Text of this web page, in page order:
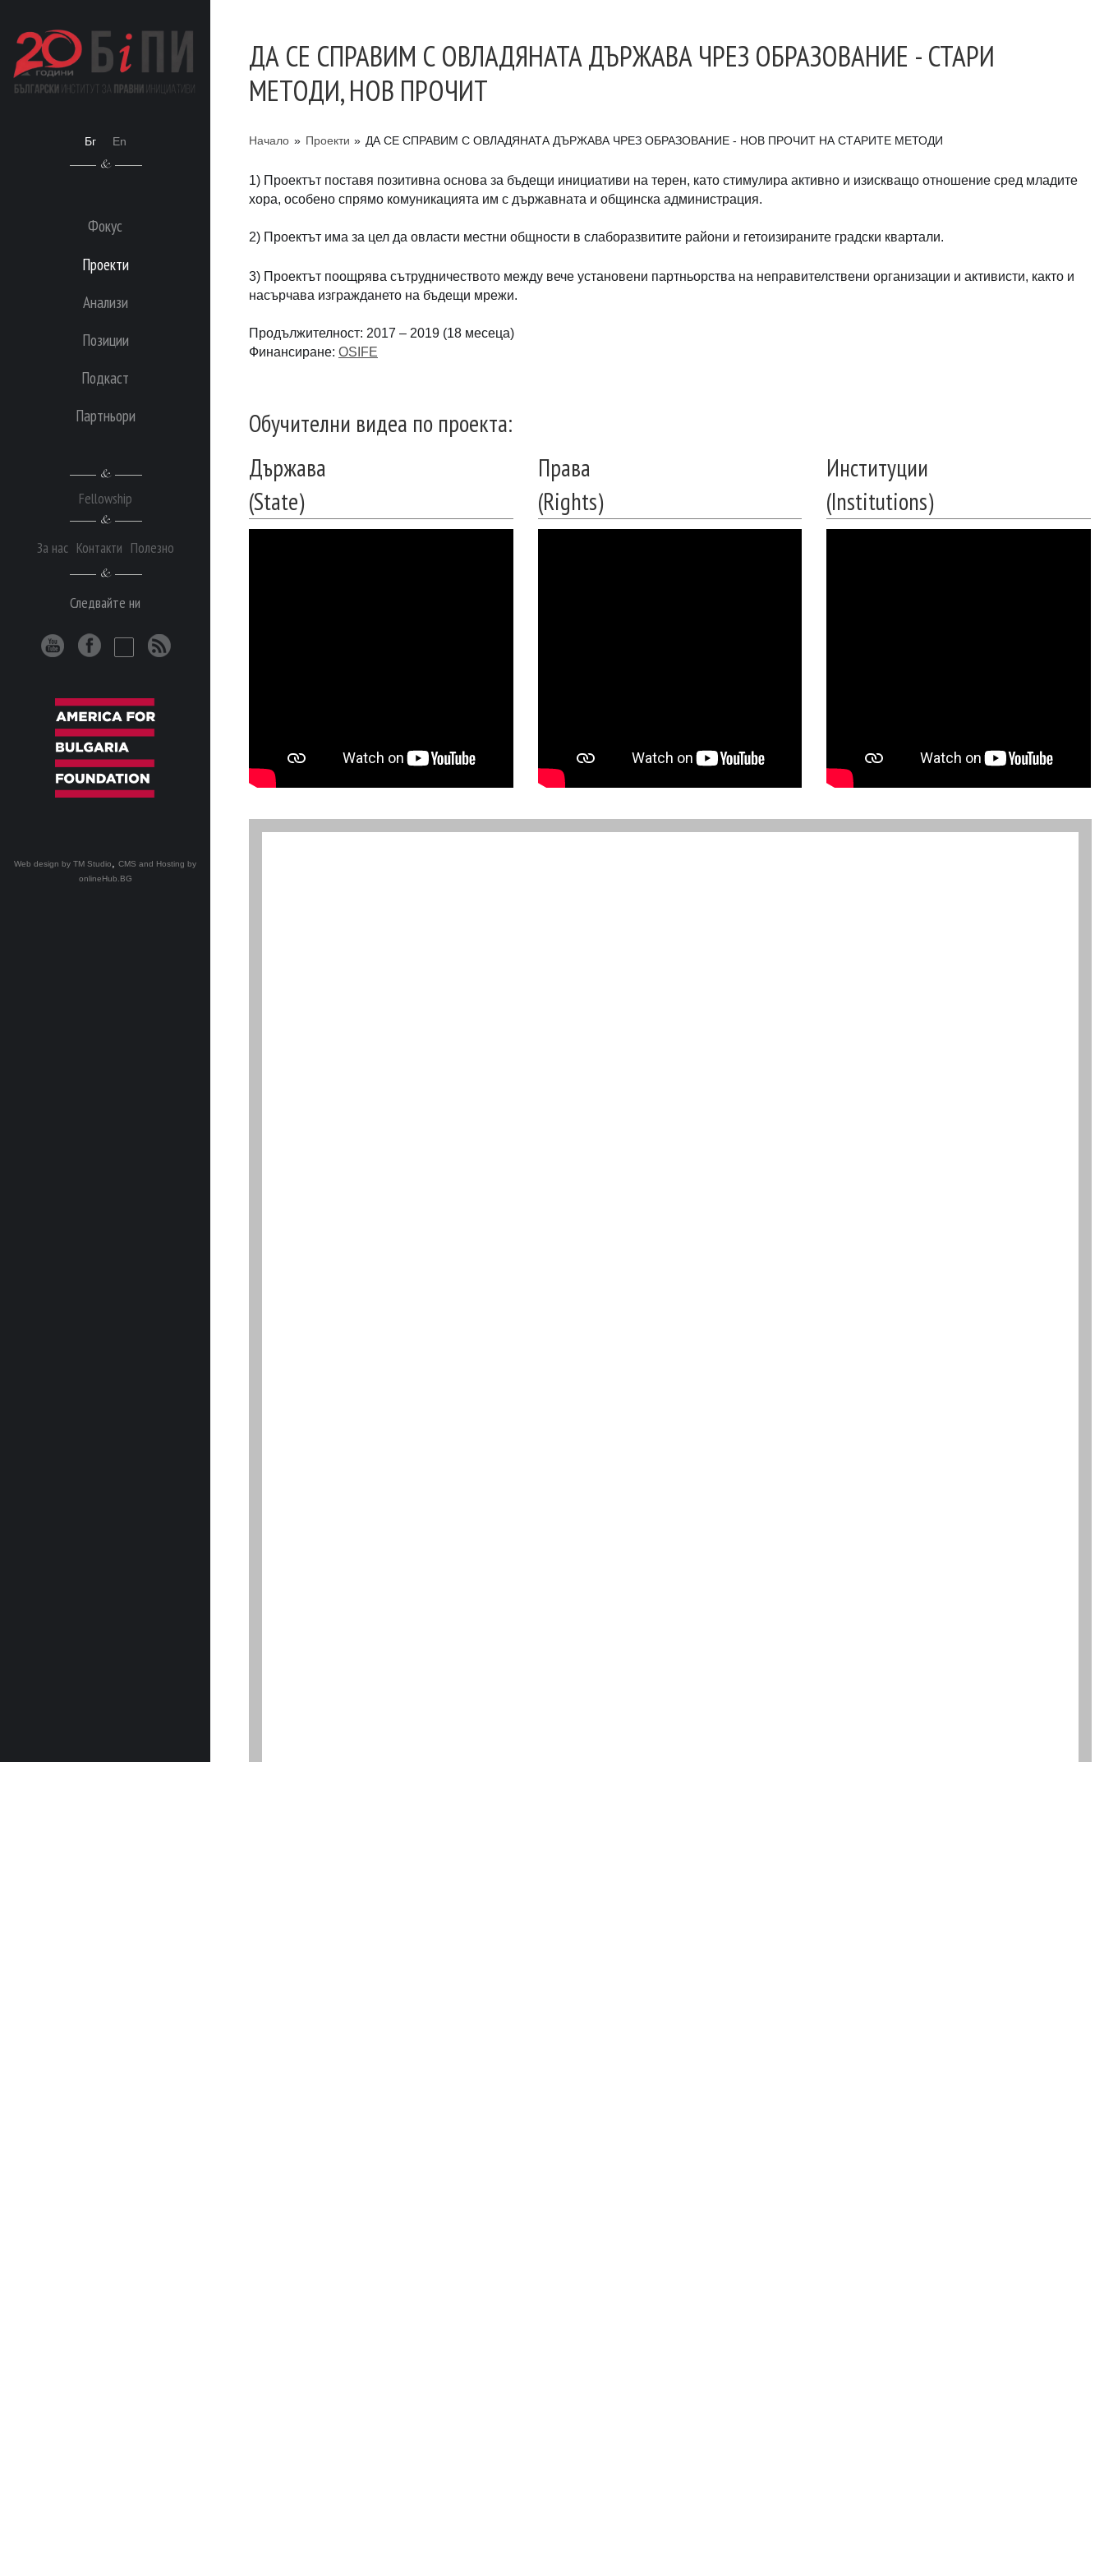
Бг En
ДА СЕ СПРАВИМ С ОВЛАДЯНАТА ДЪРЖАВА ЧРЕЗ ОБРАЗОВАНИЕ - СТАРИ
МЕТОДИ, НОВ ПРОЧИТ
Начало » Проекти » ДА СЕ СПРАВИМ С ОВЛАДЯНАТА ДЪРЖАВА ЧРЕЗ ОБРАЗОВАНИЕ - НОВ ПРОЧИТ НА СТАРИТЕ МЕТОДИ
1) Проектът поставя позитивна основа за бъдещи инициативи на терен, като стимулира активно и изискващо отношение сред младите
хора, особено спрямо комуникацията им с държавната и общинска администрация.
2) Проектът има за цел да овласти местни общности в слаборазвитите райони и гетоизираните градски квартали.
3) Проектът поощрява сътрудничеството между вече установени партньорства на неправителствени организации и активисти, както и
насърчава изграждането на бъдещи мрежи.
Продължителност: 2017 – 2019 (18 месеца)
Финансиране: OSIFE
Обучителни видеа по проекта:
Държава
(State)
Права
(Rights)
Институции
(Institutions)
Фокус
Проекти
Анализи
Позиции
Подкаст
Партньори
Fellowship
За нас Контакти Полезно
Следвайте ни
Web design by TM Studio, CMS and Hosting by
onlineHub.BG